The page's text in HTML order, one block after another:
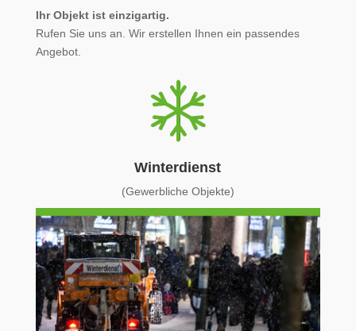
Ihr Objekt ist einzigartig.
Rufen Sie uns an. Wir erstellen Ihnen ein passendes
Angebot.
Winterdienst
(Gewerbliche Objekte)